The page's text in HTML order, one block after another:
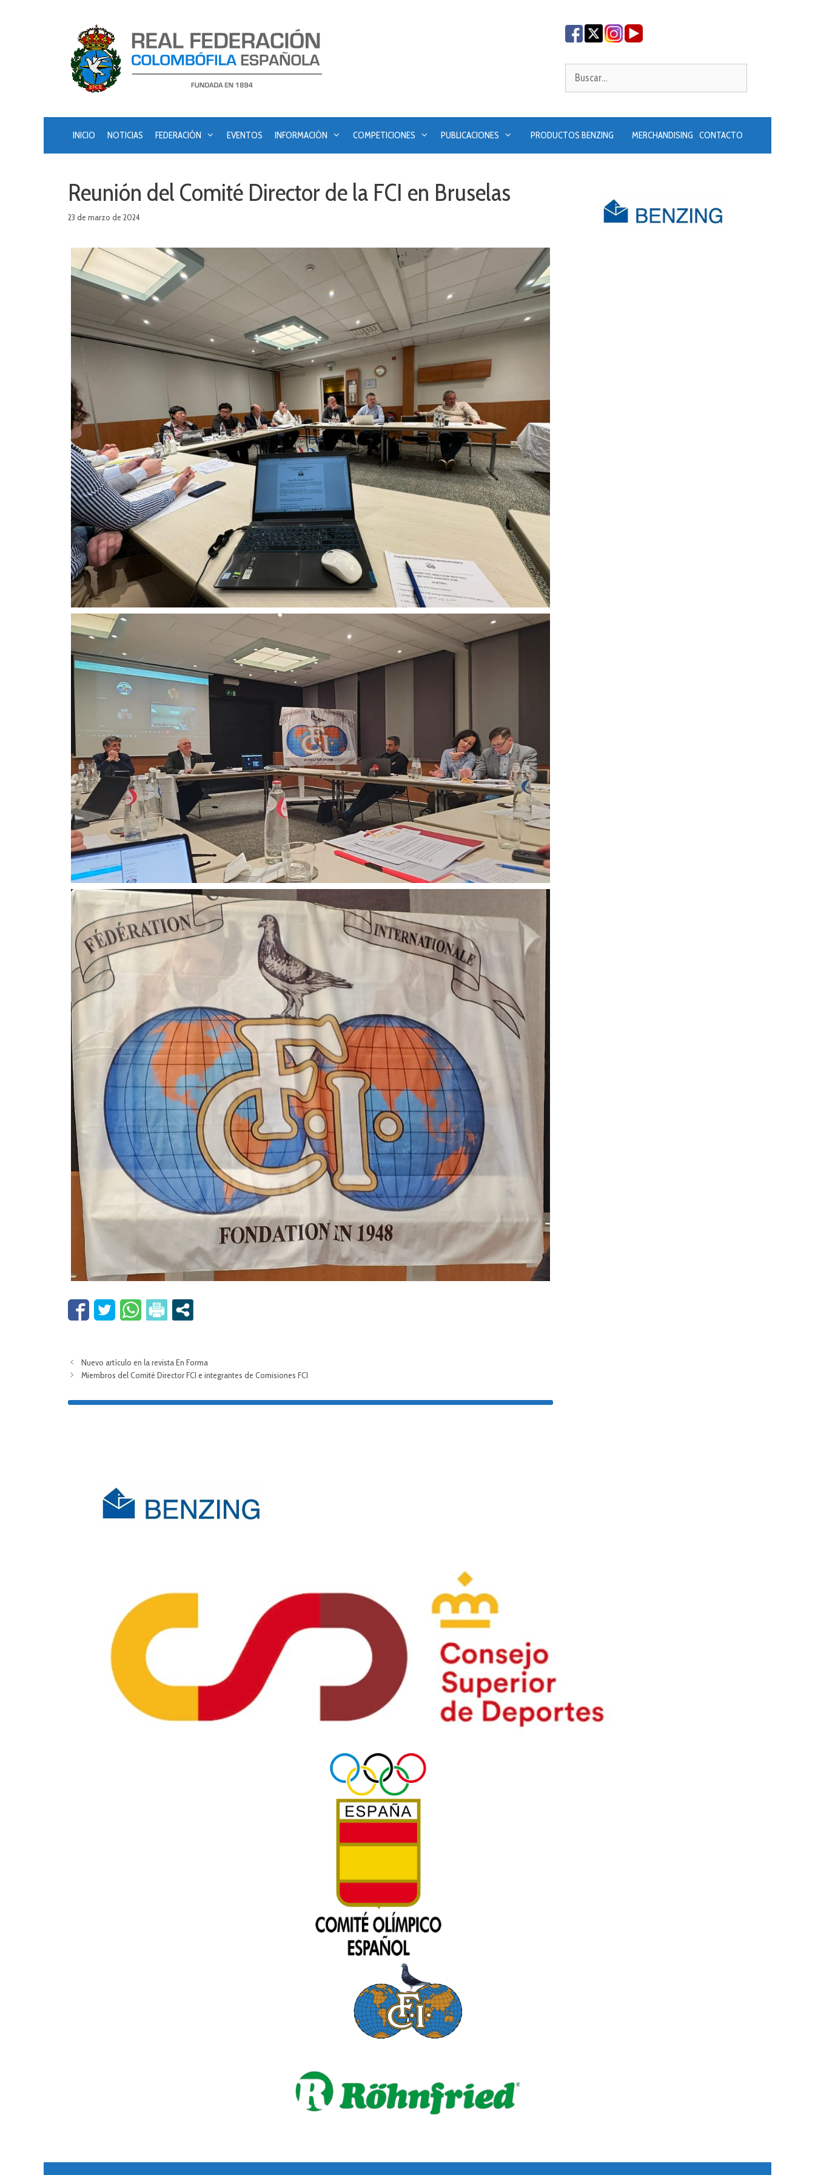
Buscar:
INICIO NOTICIAS FEDERACIÓN EVENTOS INFORMACIÓN COMPETICIONES PUBLICACIONES PRODUCTOS BENZING MERCHANDISING CONTACTO
Reunión del Comité Director de la FCI en Bruselas
23 de marzo de 2024
Nuevo artículo en la revista En Forma
Miembros del Comité Director FCI e integrantes de Comisiones FCI